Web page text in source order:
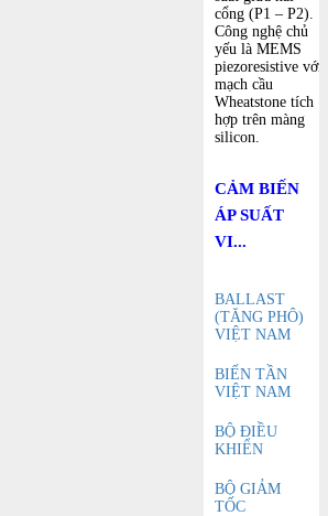
cổng (P1 – P2).
Công nghệ chủ
yếu là MEMS
piezoresistive với
mạch cầu
Wheatstone tích
hợp trên màng
silicon.
CẢM BIẾN
ÁP SUẤT
VI...
BALLAST
(TĂNG PHÔ)
VIỆT NAM
BIẾN TẦN
VIỆT NAM
BỘ ĐIỀU
KHIỂN
BỘ GIẢM
TỐC